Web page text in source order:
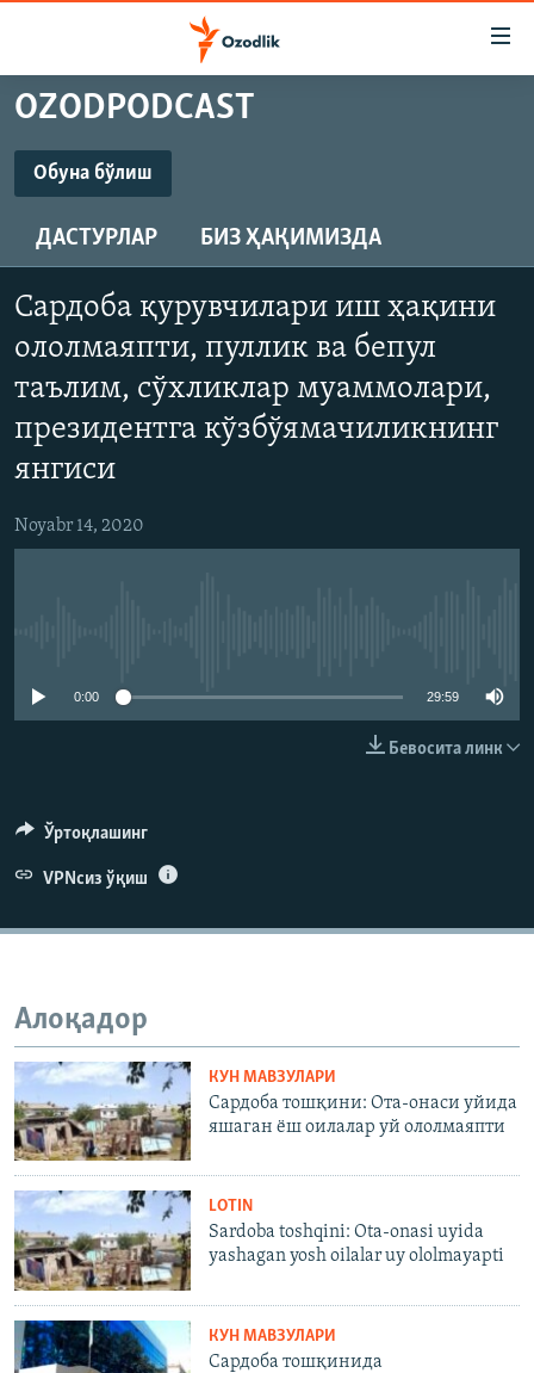
ўтинг
навигацияга
ўтинг
Қидиришга
ўтинг
OZODVIDEO
ИЖТИМОИЙ ТАРМОҚЛАР
OZODPODCAST
Обуна бўлиш
Обуна бўлиш
ДАСТУРЛАР БИЗ ҲАҚИМИЗДА
Сардоба қурувчилари иш ҳақини
ололмаяпти, пуллик ва бепул
таълим, сўхликлар муаммолари,
президентга кўзбўямачиликнинг
янгиси
Noyabr 14, 2020
0:00 29:59
Бевосита линк
Ўртоқлашинг
VPNсиз ўқиш
Алоқадор
КУН МАВЗУЛАРИ
Сардоба тошқини: Ота-онаси уйида
яшаган ёш оилалар уй ололмаяпти
LOTIN
Sardoba toshqini: Ota-onasi uyida
yashagan yosh oilalar uy ololmayapti
КУН МАВЗУЛАРИ
Сардоба тошқинида